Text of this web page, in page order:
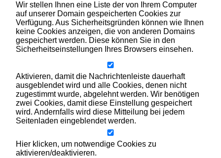
Wir stellen Ihnen eine Liste der von Ihrem Computer
auf unserer Domain gespeicherten Cookies zur
Verfügung. Aus Sicherheitsgründen können wie Ihnen
keine Cookies anzeigen, die von anderen Domains
gespeichert werden. Diese können Sie in den
Sicherheitseinstellungen Ihres Browsers einsehen.
Aktivieren, damit die Nachrichtenleiste dauerhaft
ausgeblendet wird und alle Cookies, denen nicht
zugestimmt wurde, abgelehnt werden. Wir benötigen
zwei Cookies, damit diese Einstellung gespeichert
wird. Andernfalls wird diese Mitteilung bei jedem
Seitenladen eingeblendet werden.
Hier klicken, um notwendige Cookies zu
aktivieren/deaktivieren.